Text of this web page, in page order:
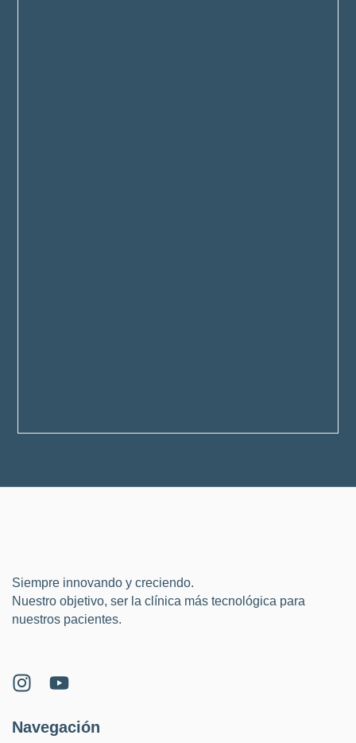
Siempre innovando y creciendo.
Nuestro objetivo, ser la clínica más tecnológica para
nuestros pacientes.
Navegación